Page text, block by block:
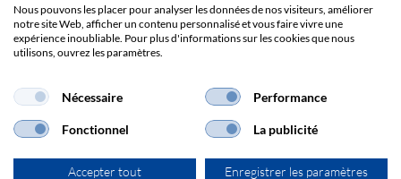
Impression Responsabilité
Nous pouvons les placer pour analyser les données de nos visiteurs, améliorer
notre site Web, afficher un contenu personnalisé et vous faire vivre une
expérience inoubliable. Pour plus d'informations sur les cookies que nous
utilisons, ouvrez les paramètres.
Nécessaire Performance
Fonctionnel La publicité
Accepter tout Enregistrer les paramètres